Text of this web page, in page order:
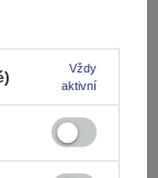
Vždy
aktivní